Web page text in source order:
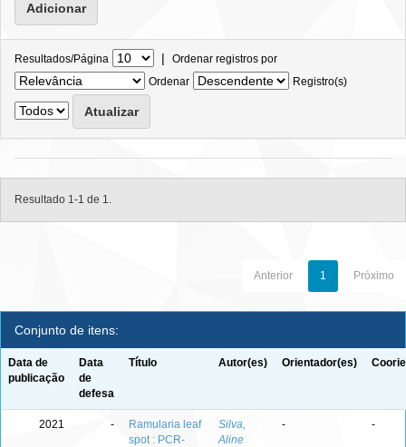
Resultados/Página | Ordenar registros por
Ordenar
Registro(s)
Resultado 1-1 de 1.
Anterior 1 Próximo
Conjunto de itens:
Data de
publicação
Data
de
defesa
Título Autor(es) Orientador(es)
2021 -
Ramularia leaf
spot : PCR-
Silva,
Aline
- -